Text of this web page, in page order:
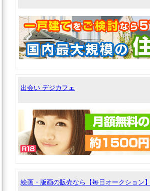
出会い デジカフェ
絵画・版画の販売なら【毎日オークション